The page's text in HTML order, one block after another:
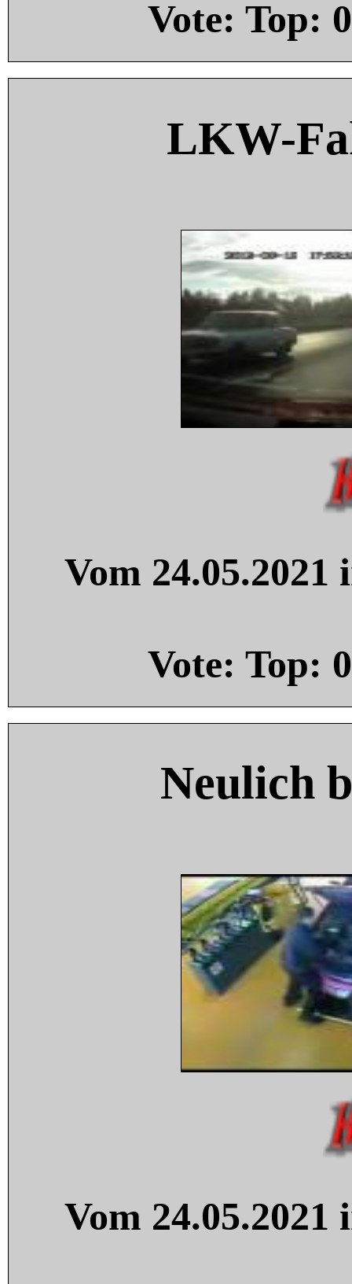
Vote: Top: 0
LKW-
Vom
Vote: Top: 0
Neulich
Vom